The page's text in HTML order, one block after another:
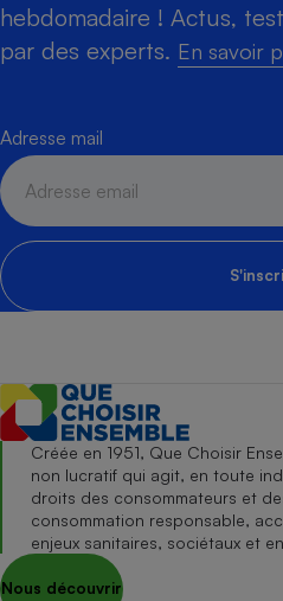
hebdomadaire ! Actus,
par des experts. En savoir
Adresse mail
Créée en 1951, Que Choisir
non lucratif qui agit, en toute
droits des consommateurs et
consommation responsable,
enjeux sanitaires, sociétaux et
Nous découvrir